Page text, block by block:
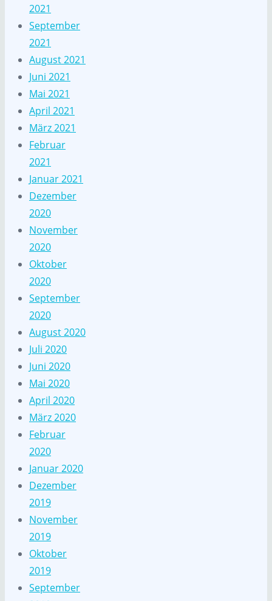
2021
September
2021
August 2021
Juni 2021
Mai 2021
April 2021
März 2021
Februar
2021
Januar 2021
Dezember
2020
November
2020
Oktober
2020
September
2020
August 2020
Juli 2020
Juni 2020
Mai 2020
April 2020
März 2020
Februar
2020
Januar 2020
Dezember
2019
November
2019
Oktober
2019
September